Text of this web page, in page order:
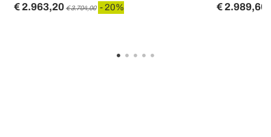
€ 2.963,20 € 3.704,00 - 20% € 2.989,60